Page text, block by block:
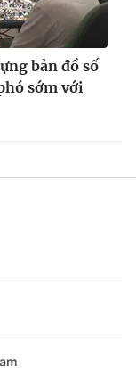
bản đồ số
sớm với